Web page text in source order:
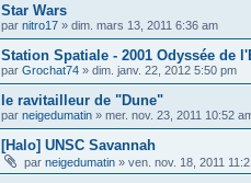
Star Wars
par nitro17 » dim. mars 13, 2011 6:36 am
Station Spatiale - 2001 Odyssée de
par Grochat74 » dim. janv. 22, 2012 5:50 pm
le ravitailleur de "Dune"
par neigedumatin » mer. nov. 23, 2011 10:52
[Halo] UNSC Savannah
par neigedumatin » ven. nov. 18, 2011